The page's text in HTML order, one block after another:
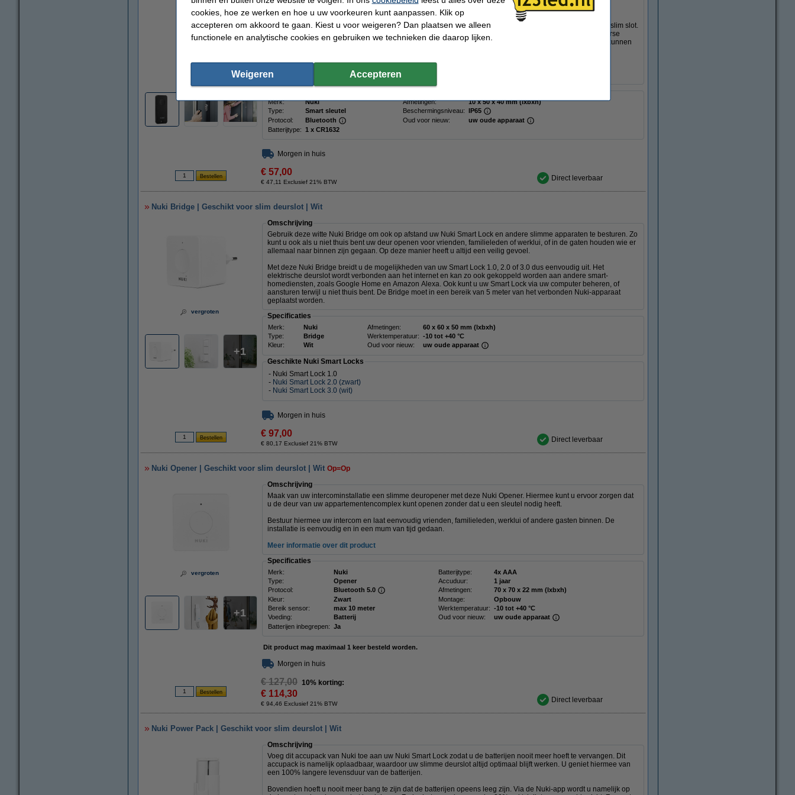
vergrendelen. Dankzij het handige formaat neemt u de keyfob altijd makkelijk mee.
Het slimme deurslot monteert u over uw normale cilinder heen, zodat uw deurslot omgetoverd wordt in een slim slot.
Bediening gaat dan via een app op uw telefoon of tablet. Deze keyfob zorgt ervoor dat u de telefoon niet perse
nodig heeft. Het makkelijke systeem is bovendien ook geschikt voor kinderen en ouderen. Met één keyfob kunnen
kwijtgescholden worden, zodat hiermee de veiligheid niet in het geding komt.
Merk: Nuki Afmetingen:
10 x 50 x 40 mm (lxbxh)
Type:
Smart sleutel Beschermingsniveau: IP65
Protocol:
Bluetooth Oud voor nieuw:
uw oude apparaat
Batterijtype: 1 x CR1632
Morgen in huis
€ 57,00
€ 47,11 Exclusief 21% BTW Direct leverbaar
Nuki Bridge | Geschikt voor slim deurslot | Wit
vergroten
1
Omschrijving
Gebruik deze witte Nuki Bridge om ook op afstand uw Nuki Smart Lock en andere slimme apparaten te besturen. Zo
kunt u ook als u niet thuis bent uw deur openen voor vrienden, familieleden of werklui, of in de gaten houden wie er
allemaal naar binnen zijn gegaan. Op deze manier heeft u altijd een veilig gevoel.
Met deze Nuki Bridge breidt u de mogelijkheden van uw Smart Lock 1.0, 2.0 of 3.0 dus eenvoudig uit. Het
elektrische deurslot wordt verbonden aan het internet en kan zo ook gekoppeld worden aan andere smart-
homediensten, zoals Google Home en Amazon Alexa. Ook kunt u uw Smart Lock via uw computer beheren, of
aansturen terwijl u niet thuis bent. De Bridge moet in een bereik van 5 meter van het verbonden Nuki-apparaat
geplaatst worden.
Specificaties
Merk: Nuki Afmetingen:
60 x 60 x 50 mm (lxbxh)
Type:
Bridge Werktemperatuur: -10 tot +40 °C
Kleur:
Wit Oud voor nieuw: uw oude apparaat
Geschikte Nuki Smart Locks
- Nuki Smart Lock 1.0
- Nuki Smart Lock 2.0 (zwart)
- Nuki Smart Lock 3.0 (wit)
Morgen in huis
€ 97,00
€ 80,17 Exclusief 21% BTW Direct leverbaar
Nuki Opener | Geschikt voor slim deurslot | Wit Op=Op
vergroten
1
Omschrijving
Maak van uw intercominstallatie een slimme deuropener met deze Nuki Opener. Hiermee kunt u ervoor zorgen dat
u de deur van uw appartementencomplex kunt openen zonder dat u een sleutel nodig heeft.
Bestuur hiermee uw intercom en laat eenvoudig vrienden, familieleden, werklui of andere gasten binnen. De
installatie is eenvoudig en in een mum van tijd gedaan.
Meer informatie over dit product
Specificaties
Merk: Nuki Batterijtype:
4x AAA
Type:
Opener Accuduur:
1 jaar
Protocol:
Bluetooth 5.0 Afmetingen:
70 x 70 x 22 mm (lxbxh)
Kleur:
Zwart Montage:
Opbouw
Bereik sensor:
max 10 meter Werktemperatuur: -10 tot +40 °C
Voeding:
Batterij Oud voor nieuw:
uw oude apparaat
Batterijen inbegrepen: Ja
Dit product mag maximaal 1 keer besteld worden.
Morgen in huis
€ 127,00 10% korting:
€ 114,30
€ 94,46 Exclusief 21% BTW Direct leverbaar
Nuki Power Pack | Geschikt voor slim deurslot | Wit
Omschrijving
Voeg dit accupack van Nuki toe aan uw Nuki Smart Lock zodat u de batterijen nooit meer hoeft te vervangen. Dit
accupack is namelijk oplaadbaar, waardoor uw slimme deurslot altijd optimaal blijft werken. U geniet hiermee van
een 100% langere levensduur van de batterijen.
Bovendien hoeft u nooit meer bang te zijn dat de batterijen opeens leeg zijn. Via de Nuki-app wordt u namelijk op
cookies, hoe ze werken en hoe u uw voorkeuren kunt aanpassen. Klik op
accepteren om akkoord te gaan. Kiest u voor weigeren? Dan plaatsen we alleen
functionele en analytische cookies en gebruiken we technieken die daarop lijken.
Weigeren Accepteren